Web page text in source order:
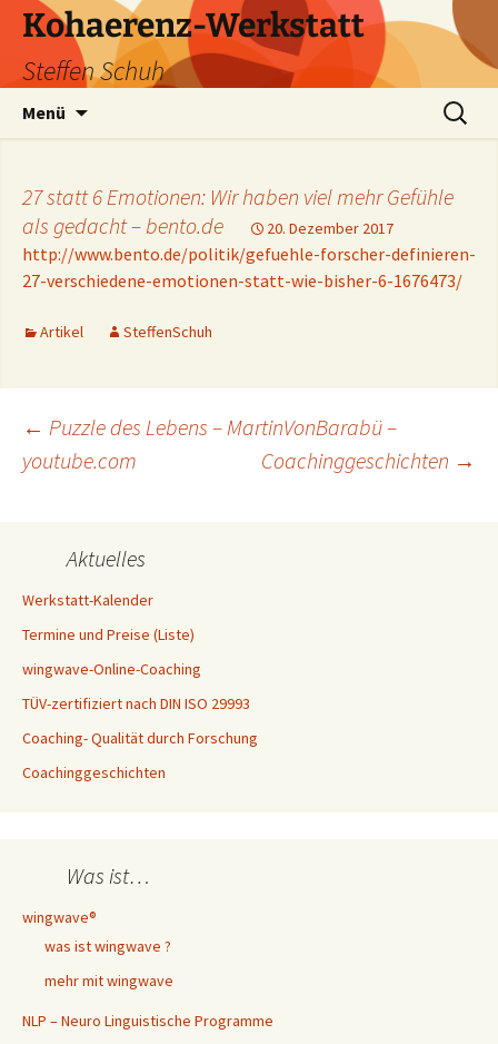
Zum
Inhalt
springen
Kohaerenz-Werkstatt
Steffen Schuh
Menü
Suchen
nach:
27 statt 6 Emotionen: Wir haben viel mehr Gefühle
als gedacht – bento.de
20. Dezember 2017
http://www.bento.de/politik/gefuehle-forscher-definieren-
27-verschiedene-emotionen-statt-wie-bisher-6-1676473/
Artikel SteffenSchuh
Beitragsnavigation
← Puzzle des Lebens – MartinVonBarabü –
youtube.com
Coachinggeschichten →
Aktuelles
Werkstatt-Kalender
Termine und Preise (Liste)
wingwave-Online-Coaching
TÜV-zertifiziert nach DIN ISO 29993
Coaching- Qualität durch Forschung
Coachinggeschichten
Was ist…
wingwave®
was ist wingwave ?
mehr mit wingwave
NLP – Neuro Linguistische Programme